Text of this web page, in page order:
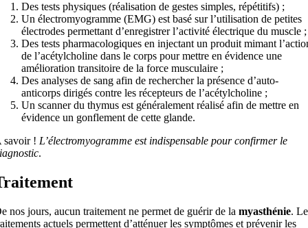
Des tests physiques (réalisation de gestes simples, répétitifs) ;
Un électromyogramme (EMG) est basé sur l’utilisation de petites
électrodes permettant d’enregistrer l’activité électrique du muscle ;
Des tests pharmacologiques en injectant un produit mimant
de l’acétylcholine dans le corps pour mettre en évidence une
amélioration transitoire de la force musculaire ;
Des analyses de sang afin de rechercher la présence d’auto-
anticorps dirigés contre les récepteurs de l’acétylcholine ;
Un scanner du thymus est généralement réalisé afin de mettre en
évidence un gonflement de cette glande.
savoir ! L’électromyogramme est indispensable pour confirmer le
.
nos jours, aucun traitement ne permet de guérir de la myasthénie.
actuels permettent d’atténuer les symptômes et prévenir les